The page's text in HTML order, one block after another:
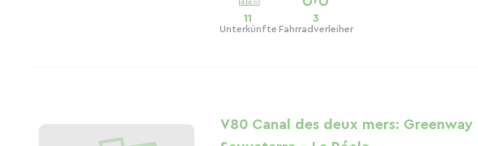
11
Unterkünfte
3
Fahrradverleiher
V80 Canal des deux mers: Greenway